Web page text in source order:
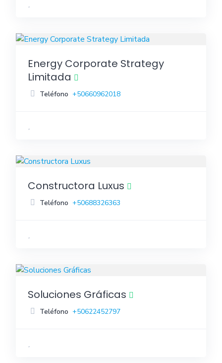
Energy Corporate Strategy
Limitada
Teléfono +50660962018
Constructora Luxus
Teléfono +50688326363
Soluciones Gráficas
Teléfono +50622452797